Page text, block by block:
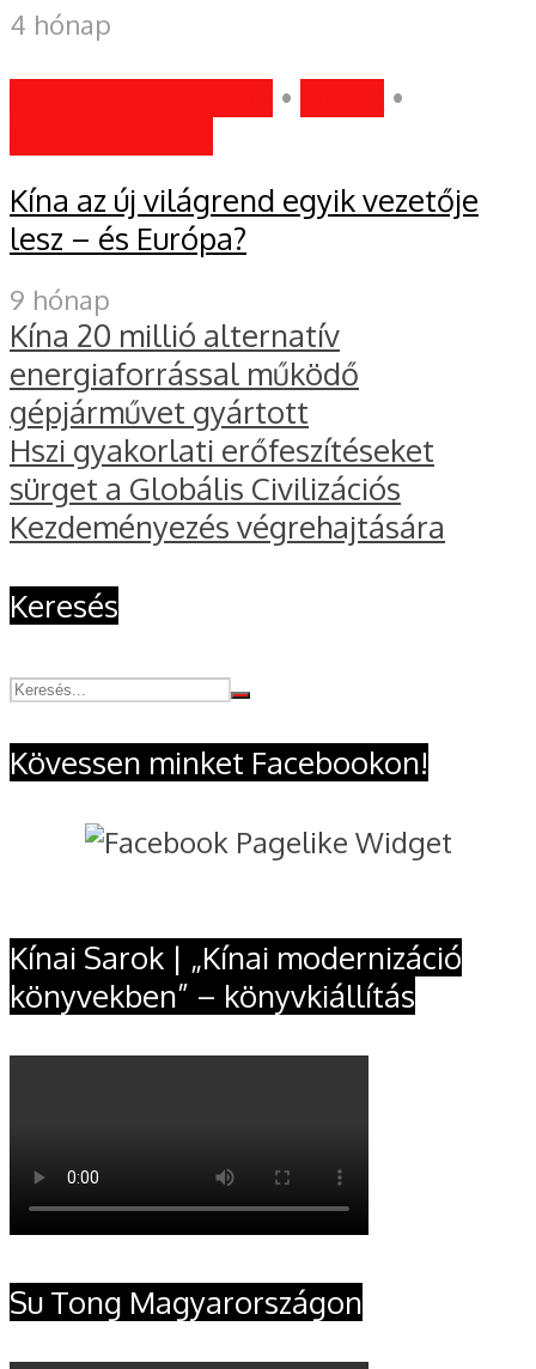
4 hónap
•
•
Kína az új világrend egyik vezetője
lesz – és Európa?
9 hónap
Kína 20 millió alternatív
energiaforrással működő
gépjárművet gyártott
Hszi gyakorlati erőfeszítéseket
sürget a Globális Civilizációs
Kezdeményezés végrehajtására
Keresés
Kövessen minket Facebookon!
Kínai Sarok | „Kínai modernizáció
könyvekben” – könyvkiállítás
Su Tong Magyarországon